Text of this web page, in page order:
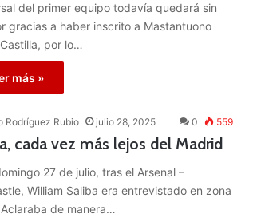
del primer equipo todavía quedará sin
gracias a haber inscrito a Mastantuono
por lo…
más »
Rodríguez Rubio julio 28, 2025 0 559
cada vez más lejos del Madrid
27 de julio, tras el Arsenal –
William Saliba era entrevistado en zona
de manera…